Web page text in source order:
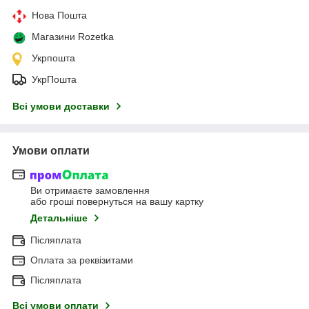
Нова Пошта
Магазини Rozetka
Укрпошта
УкрПошта
Всі умови доставки
Умови оплати
Ви отримаєте замовлення
або гроші повернуться на вашу картку
Детальніше
Післяплата
Оплата за реквізитами
Післяплата
Всі умови оплати